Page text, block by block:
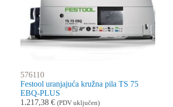
576110
Festool uranjajuća kružna pila TS 75
EBQ-PLUS
1.217,38 € (PDV uključen)